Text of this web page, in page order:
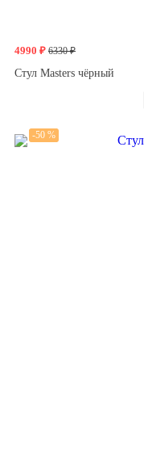
4990 ₽ 6330 ₽
Стул Masters чёрный
-50 %